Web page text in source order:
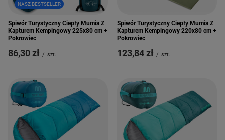
NASZ BESTSELLER
Śpiwór Turystyczny Ciepły Mumia Z
Kapturem Kempingowy 225x80 cm +
Pokrowiec
86,30 zł / szt.
Śpiwór Turystyczny Ciepły Mumia Z
Kapturem Kempingowy 220x80 cm +
Pokrowiec
123,84 zł / szt.